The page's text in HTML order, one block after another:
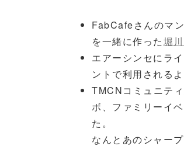
FabCafeさんのマ
を一緒に作った堀
エアーシンセにラ
ントで利用されるよ
TMCNコミュニテ
ボ、ファミリーイ
た。
なんとあのシャー